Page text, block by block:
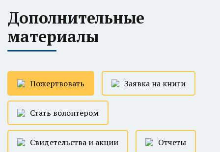
Дополнительные
материалы
Пожертвовать Заявка на книги
Стать волонтером
Свидетельства и акции Отчеты